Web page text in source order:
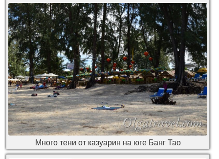
Много тени от казуарин на юге Банг Тао